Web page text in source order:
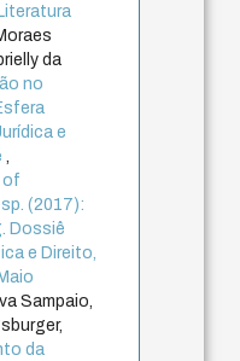
da
no
e
,
of
(2017):
Dossiê
e Direito,
Sampaio,
da